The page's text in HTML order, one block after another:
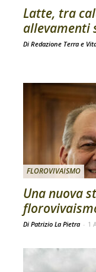
Latte, tra
allevamenti
Di Redazione Terra e
FLOROVIVAISMO
Una nuova
Di Patrizio La Pietra - 1